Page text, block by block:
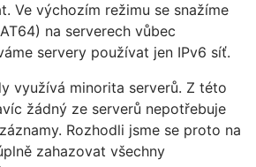
Ve výchozím režimu se snažíme
na serverech vůbec
servery používat jen IPv6 síť.
využívá minorita serverů. Z této
žádný ze serverů nepotřebuje
Rozhodli jsme se proto na
zahazovat všechny